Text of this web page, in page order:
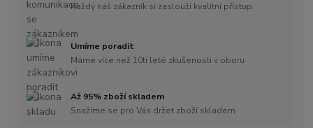
Každý náš zákazník si zaslouží kvalitní přístup
Umíme poradit
Máme více než 10ti leté zkušenosti v oboru
Až 95% zboží skladem
Snažíme se pro Vás držet zboží skladem